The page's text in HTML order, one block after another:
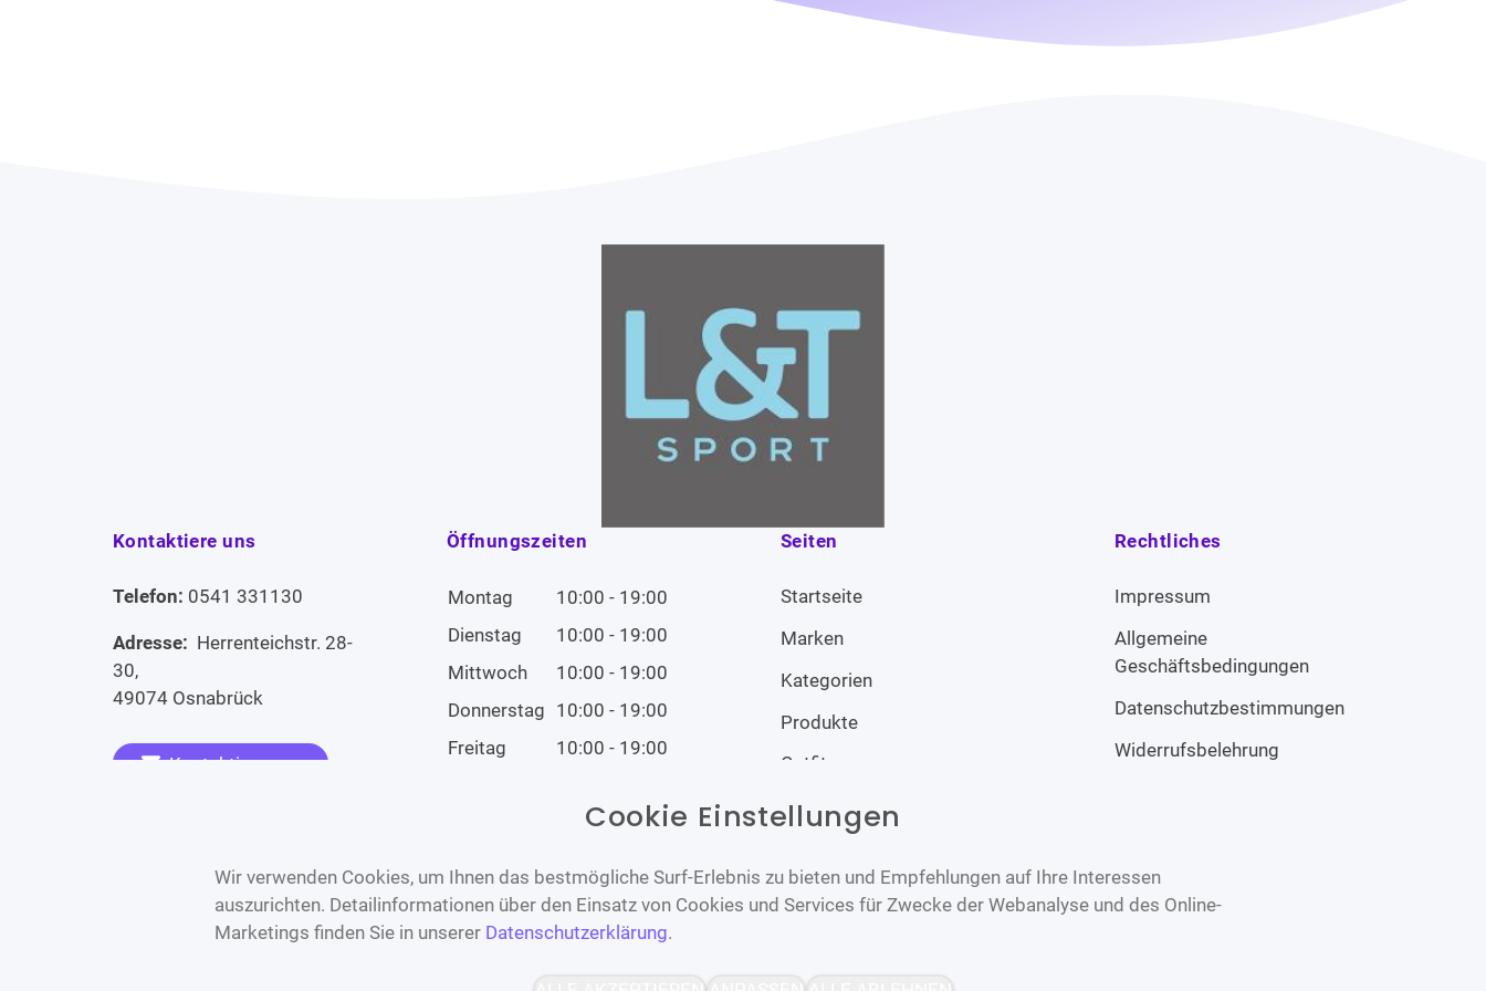
Kontaktiere uns
Telefon: 0541 331130
Adresse: Herrenteichstr. 28-
30,
49074 Osnabrück
Kontaktiere uns
Öffnungszeiten
Montag
10:00 - 19:00
Dienstag
10:00 - 19:00
Mittwoch
10:00 - 19:00
Donnerstag 10:00 - 19:00
Freitag
10:00 - 19:00
Geschlossen
Seiten
Startseite
Marken
Kategorien
Produkte
Outfits
Rechtliches
Impressum
Allgemeine
Geschäftsbedingungen
Datenschutzbestimmungen
Widerrufsbelehrung
Bereitgestellt von
Cookie Einstellungen
Wir verwenden Cookies, um Ihnen das bestmögliche Surf-Erlebnis zu bieten und Empfehlungen auf Ihre Interessen
auszurichten. Detailinformationen über den Einsatz von Cookies und Services für Zwecke der Webanalyse und des Online-
Marketings finden Sie in unserer Datenschutzerklärung.